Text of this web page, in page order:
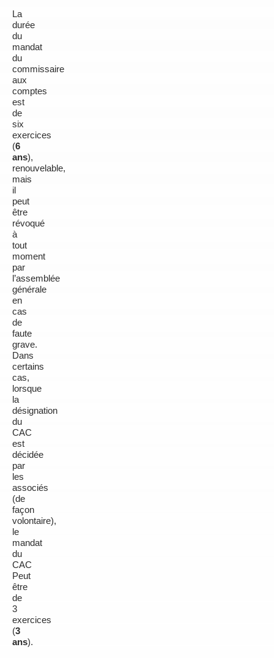
La
durée
du
mandat
du
commissaire
aux
comptes
est
de
six
exercices
(6
ans),
renouvelable,
mais
il
peut
être
révoqué
à
tout
moment
par
l’assemblée
générale
en
cas
de
faute
grave.
Dans
certains
cas,
lorsque
la
désignation
du
CAC
est
décidée
par
les
associés
(de
façon
volontaire),
le
mandat
du
CAC
Peut
être
de
3
exercices
(3
ans).